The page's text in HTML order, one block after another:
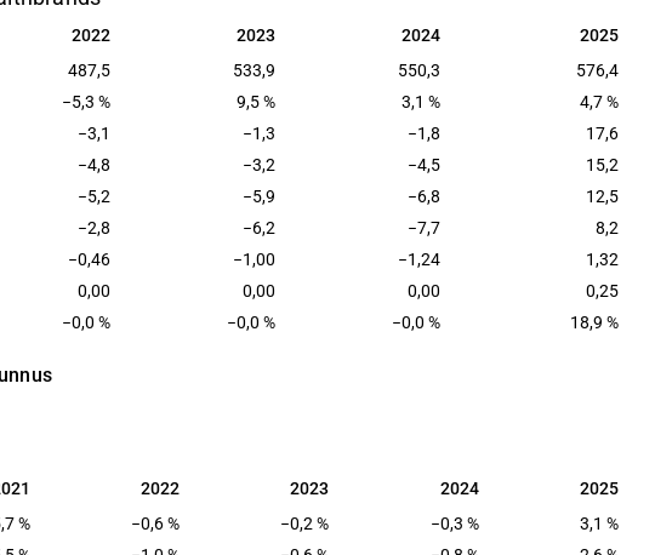
2022 2023 2024 2025
2022 2023 2024
2025
487,5 533,9 550,3
576,4
−5,3 % 9,5 % 3,1 %
4,7 %
−3,1 −1,3 −1,8
17,6
−4,8 −3,2 −4,5
15,2
−5,2 −5,9 −6,8
12,5
−2,8 −6,2 −7,7
8,2
−0,46 −1,00 −1,24
1,32
0,00 0,00 0,00
0,25
−0,0 % −0,0 % −0,0 % 18,9 %
2022 2023 2024 2025
2022 2023 2024
2025
% −0,6 % −0,2 % −0,3 %
3,1 %